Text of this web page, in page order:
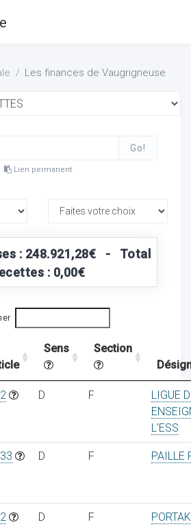
Les finances de Vaugrigneuse
Go!
Lien permanent
: 248.921,28€ - Total
: 0,00€
Sens
Section
D F
LIGUE
L'ESS
D F PAILLE
D F